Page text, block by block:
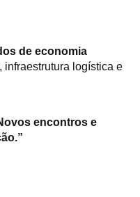
de economia
infraestrutura logística e
encontros e